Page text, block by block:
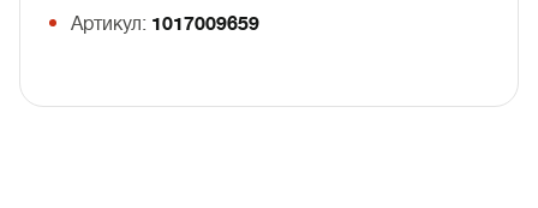
Артикул: 1017009659